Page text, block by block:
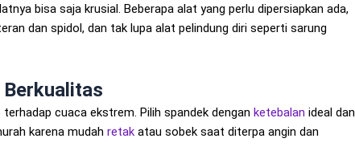
bisa saja krusial. Beberapa alat yang perlu dipersiapkan ada,
dan spidol, dan tak lupa alat pelindung diri seperti sarung
cuaca ekstrem. Pilih spandek dengan ketebalan ideal dan
karena mudah retak atau sobek saat diterpa angin dan